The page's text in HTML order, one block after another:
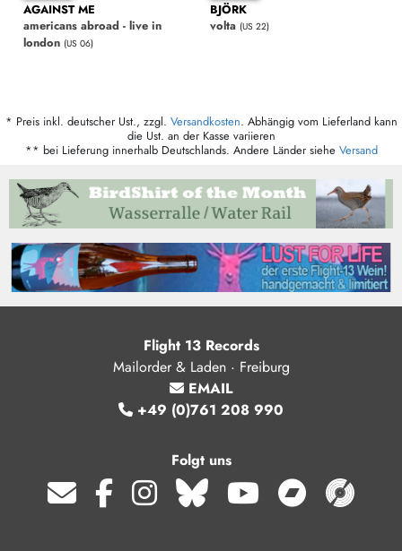
AGAINST ME
americans abroad - live in
london (US 06)
BJÖRK
volta (US 22)
* Preis inkl. deutscher Ust., zzgl. Versandkosten. Abhängig vom Lieferland kann
die Ust. an der Kasse variieren
** bei Lieferung innerhalb Deutschlands. Andere Länder siehe Versand
Flight 13 Records
Mailorder & Laden · Freiburg
EMAIL
+49 (0)761 208 990
Folgt uns